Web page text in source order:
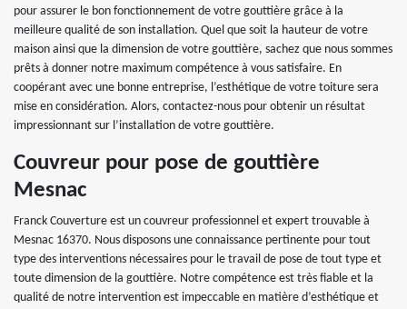
pour assurer le bon fonctionnement de votre gouttière grâce à la
meilleure qualité de son installation. Quel que soit la hauteur de votre
maison ainsi que la dimension de votre gouttière, sachez que nous sommes
prêts à donner notre maximum compétence à vous satisfaire. En
coopérant avec une bonne entreprise, l’esthétique de votre toiture sera
mise en considération. Alors, contactez-nous pour obtenir un résultat
impressionnant sur l’installation de votre gouttière.
Couvreur pour pose de gouttière
Mesnac
Franck Couverture est un couvreur professionnel et expert trouvable à
Mesnac 16370. Nous disposons une connaissance pertinente pour tout
type des interventions nécessaires pour le travail de pose de tout type et
toute dimension de la gouttière. Notre compétence est très fiable et la
qualité de notre intervention est impeccable en matière d’esthétique et